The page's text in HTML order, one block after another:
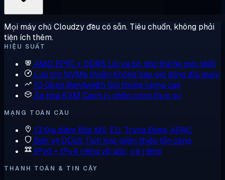
Mọi máy chủ Cloudzy đều có sẵn. Tiêu chuẩn, không phải
tiện ích thêm.
HIỆU SUẤT
AMD EPYC + DDR5 Lõi và bộ nhớ thế hệ mới nhất
Lưu trữ NVMe thuần Không bao giờ dùng đĩa quay
10 Gbps Bandwidth Gói thông lượng cao
Ảo hóa KVM Cách ly phần cứng thực sự
MẠNG TOÀN CẦU
13 Địa điểm Bắc Mỹ, EU, Trung Đông, APAC
Bảo vệ DDoS Tích hợp giảm thiểu tấn công
IPv6 + IPv4 riêng v6 gốc, v4 riêng
THANH TOÁN & TIN CẬY